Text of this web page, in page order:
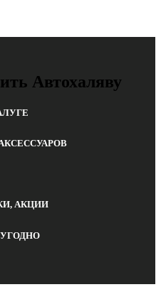
Автохаляву
АКЦИИ